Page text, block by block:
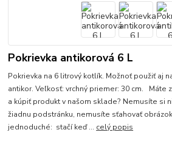
Pokrievka antikorová 6 L
Pokrievka na 6 litrový kotlík. Možnoť použiť aj
antikor. Veľkosť: vrchný priemer: 30 cm. Máte
a kúpiť produkt v našom sklade? Nemusíte si
žiadnu podstránku, nemusíte sťahovať
jednoduché: stačí keď ... celý popis